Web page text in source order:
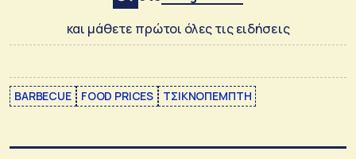
και μάθετε πρώτοι όλες τις ειδήσεις
BARBECUE FOOD PRICES ΤΣΙΚΝΟΠΕΜΠΤΗ